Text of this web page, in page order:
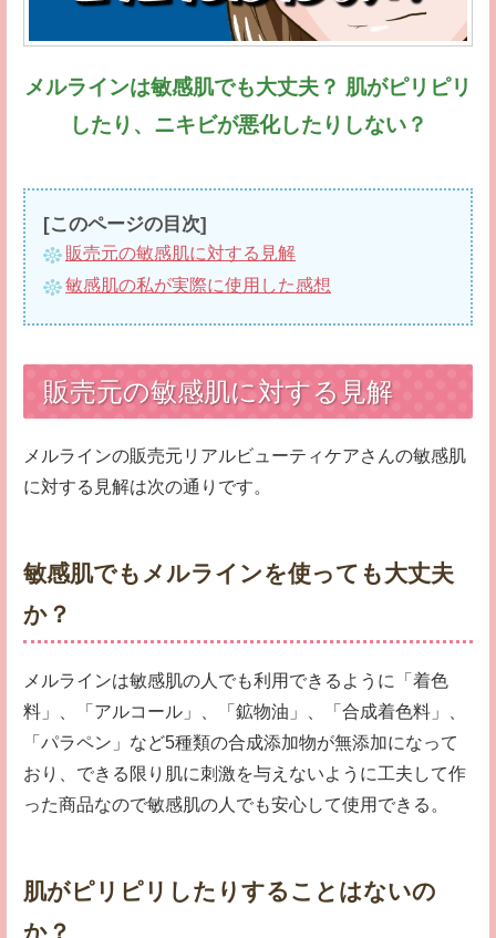
メルラインは敏感肌でも大丈夫？ 肌がピリピリ
したり、ニキビが悪化したりしない？
[このページの目次]
販売元の敏感肌に対する見解
敏感肌の私が実際に使用した感想
販売元の敏感肌に対する見解
メルラインの販売元リアルビューティケアさんの敏感肌
に対する見解は次の通りです。
敏感肌でもメルラインを使っても大丈夫
か？
メルラインは敏感肌の人でも利用できるように「着色
料」、「アルコール」、「鉱物油」、「合成着色料」、
「パラペン」など5種類の合成添加物が無添加になって
おり、できる限り肌に刺激を与えないように工夫して作
った商品なので敏感肌の人でも安心して使用できる。
肌がピリピリしたりすることはないの
か？